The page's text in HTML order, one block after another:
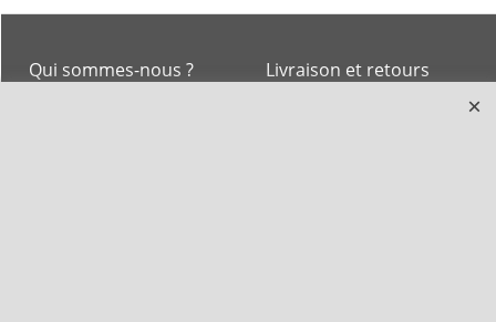
Livraison et retours
Qui sommes-nous ?